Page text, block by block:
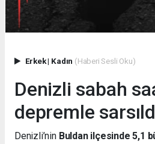
Erkek| Kadın (Haberi Sesli Oku)
Denizli sabah
depremle
Denizli’nin Buldan ilçesinde 5,1